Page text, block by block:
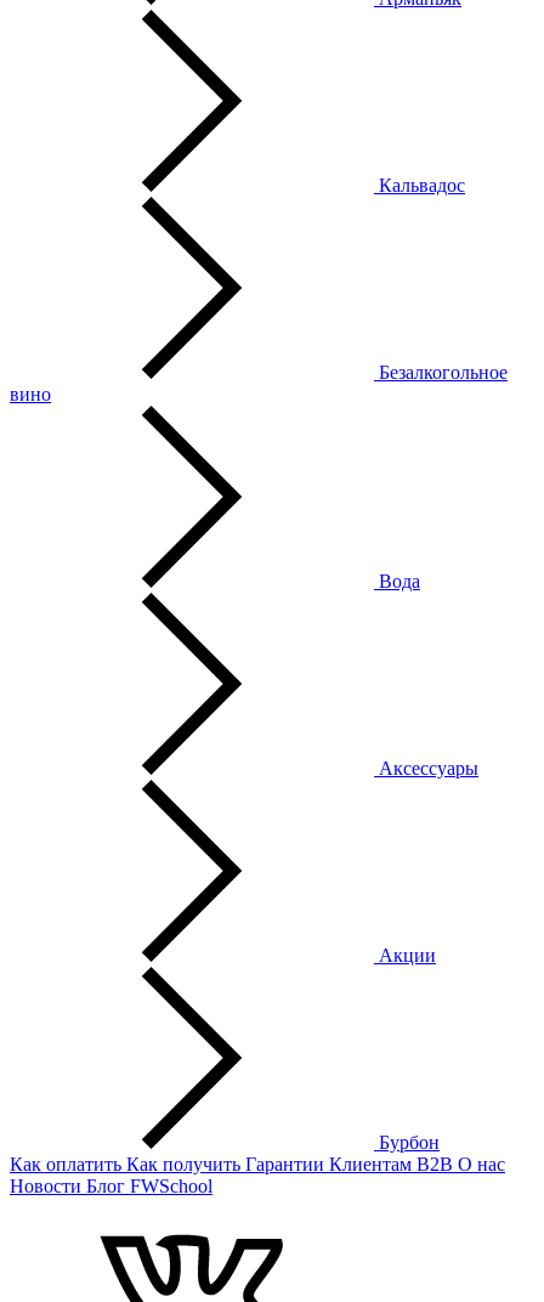
Кальвадос
Безалкогольное
вино
Вода
Аксессуары
Акции
Бурбон
Как оплатить Как получить Гарантии Клиентам B2B О нас
Новости Блог FWSchool